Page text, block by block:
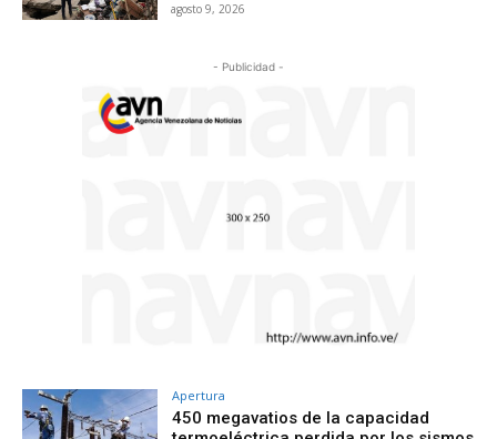
agosto 9, 2026
- Publicidad -
Apertura
450 megavatios de la capacidad